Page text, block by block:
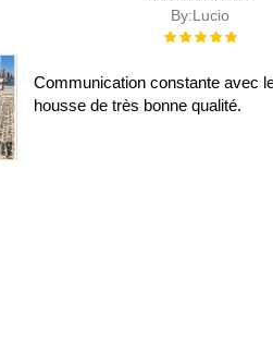
By:Lucio
Évaluation :
Communication constante avec
housse de très bonne qualité.